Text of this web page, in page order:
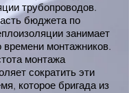
трубопроводов.
бюджета по
занимает
времени монтажников.
монтажа
сократить эти
которое бригада из